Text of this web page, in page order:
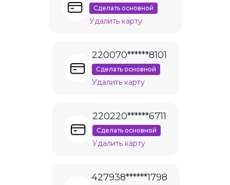
Сделать основной
Удалить карту
220070******8101
Сделать основной
Удалить карту
220220******6711
Сделать основной
Удалить карту
427938******1798